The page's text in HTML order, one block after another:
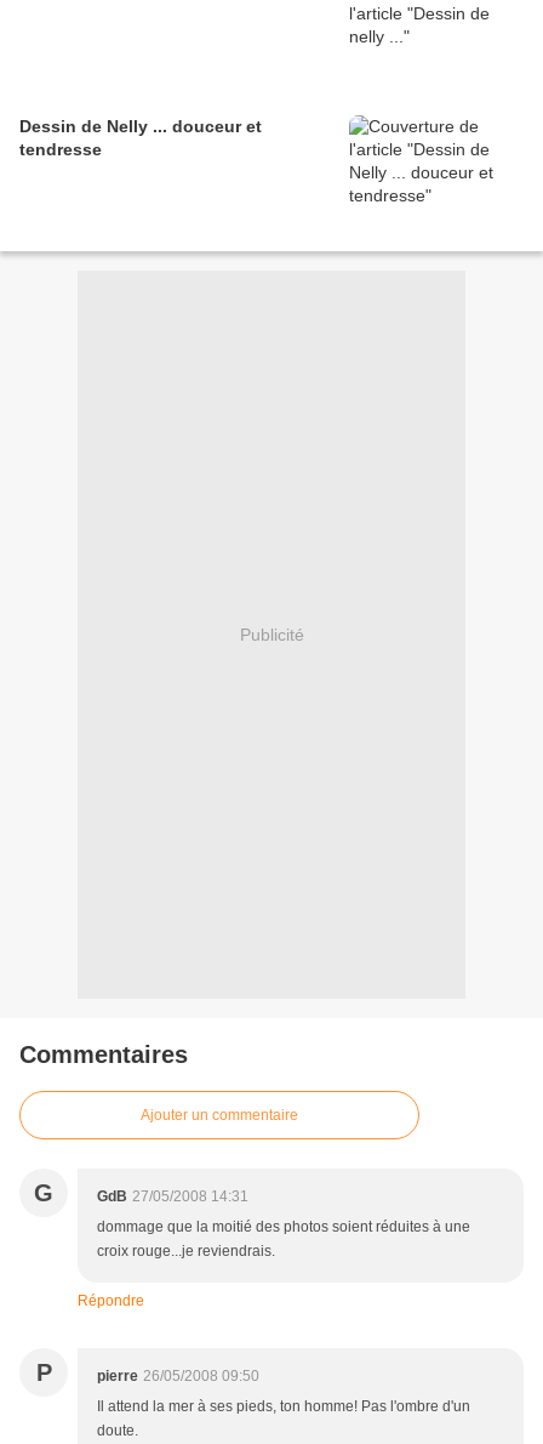
Dessin de Nelly ... douceur et
tendresse
Publicité
Commentaires
Ajouter un commentaire
G GdB 27/05/2008 14:31
dommage que la moitié des photos soient réduites à une
croix rouge...je reviendrais.
Répondre
P pierre 26/05/2008 09:50
Il attend la mer à ses pieds, ton homme! Pas l'ombre d'un
doute.